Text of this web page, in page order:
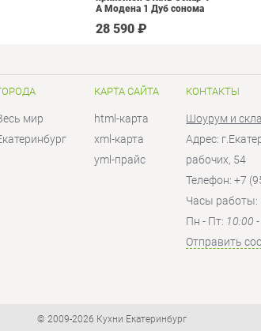
А Модена 1 Дуб сонома
28 590 ₽
мир
КАРТА САЙТА
html-карта
xml-карта
yml-прайс
КОНТАКТЫ
Шоурум и
Адрес:
рабочих, 54
Телефон: +7
Часы работы:
Пн - Пт: 10:00
Отправить
© 2009-2026 Кухни Екатеринбург